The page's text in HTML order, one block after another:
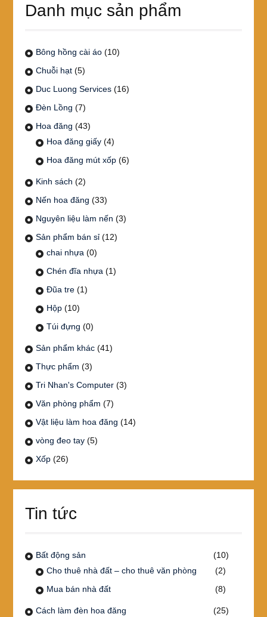
Danh mục sản phẩm
Bông hồng cài áo (10)
Chuỗi hạt (5)
Duc Luong Services (16)
Đèn Lồng (7)
Hoa đăng (43)
Hoa đăng giấy (4)
Hoa đăng mút xốp (6)
Kinh sách (2)
Nến hoa đăng (33)
Nguyên liệu làm nến (3)
Sản phẩm bán sỉ (12)
chai nhựa (0)
Chén đĩa nhựa (1)
Đũa tre (1)
Hộp (10)
Túi đựng (0)
Sản phẩm khác (41)
Thực phẩm (3)
Tri Nhan's Computer (3)
Văn phòng phẩm (7)
Vật liệu làm hoa đăng (14)
vòng đeo tay (5)
Xốp (26)
Tin tức
Bất động sản
(10)
Cho thuê nhà đất – cho thuê văn phòng
(2)
Mua bán nhà đất
(8)
Cách làm đèn hoa đăng (25)